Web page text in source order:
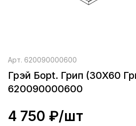
Арт. 620090000600
Грэй Борt. Грип (30X60
620090000600
4 750 ₽/шт